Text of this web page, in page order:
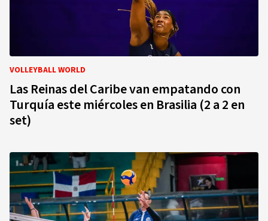
VOLLEYBALL WORLD
Las Reinas del Caribe van empatando con
Turquía este miércoles en Brasilia (2 a 2 en
set)